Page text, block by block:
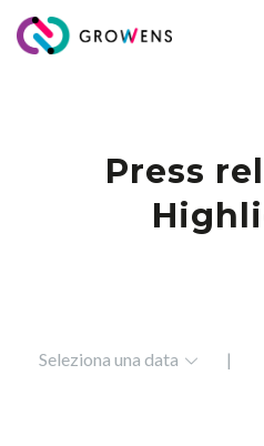
Press
Seleziona una data